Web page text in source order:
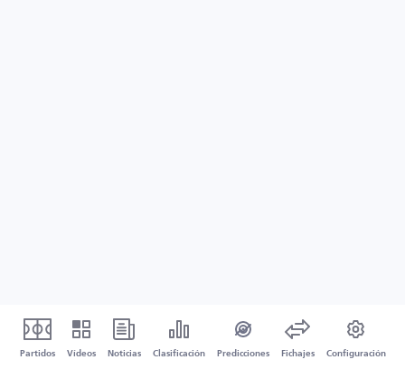
Partidos Vídeos Noticias Clasificación Predicciones Fichajes Configuración